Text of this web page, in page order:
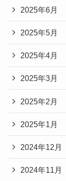
2025年6月
2025年5月
2025年4月
2025年3月
2025年2月
2025年1月
2024年12月
2024年11月